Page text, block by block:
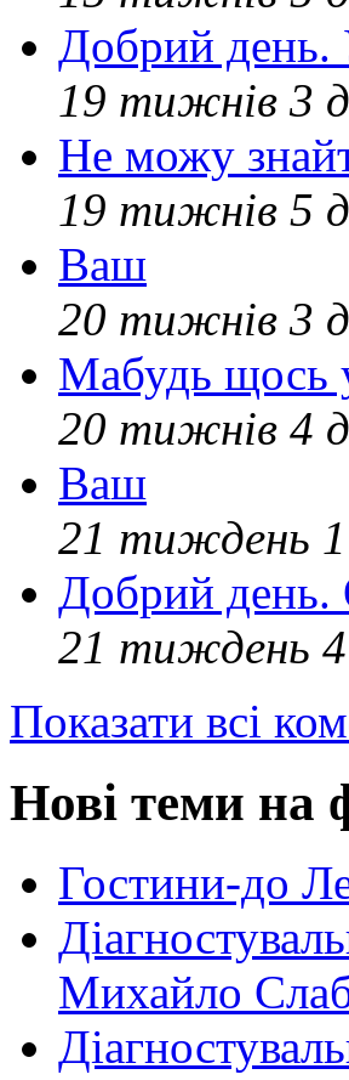
Добрий день.
19 тижнів 3
Не можу
19 тижнів 5
Ваш
20 тижнів 3
Мабудь щось
20 тижнів 4
Ваш
21 тиждень 1
Добрий день.
21 тиждень 4
Показати всі
Нові теми на
Гостини-до
Михайло